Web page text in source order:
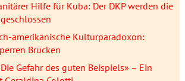
Hilfe für Kuba: Der DKP werden die
amerikanische Kulturparadoxon:
Brücken
Gefahr des guten Beispiels» – Ein